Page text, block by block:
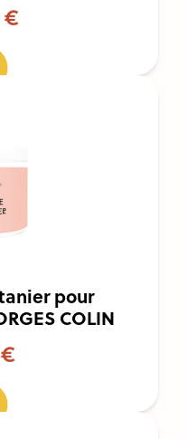
€
pour
COLIN